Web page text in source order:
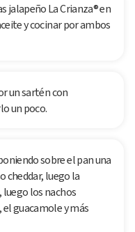
jalapeño La Crianza® en
y cocinar por ambos
un sartén con
un poco.
sobre el pan una
cheddar, luego la
los nachos
guacamole y más